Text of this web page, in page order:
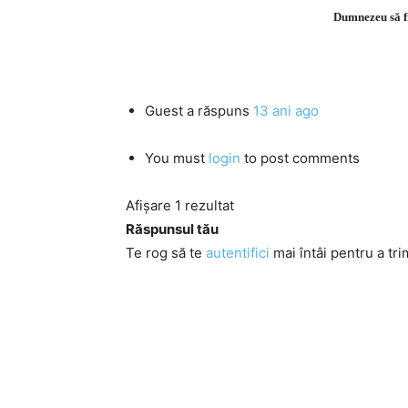
Dumnezeu să
Guest a răspuns 13 ani ago
You must login to post comments
Afișare 1 rezultat
Răspunsul tău
Te rog să te autentifici mai întâi pentru a